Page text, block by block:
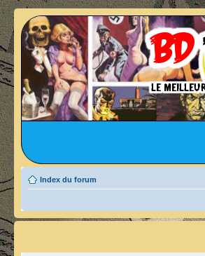
Index du forum